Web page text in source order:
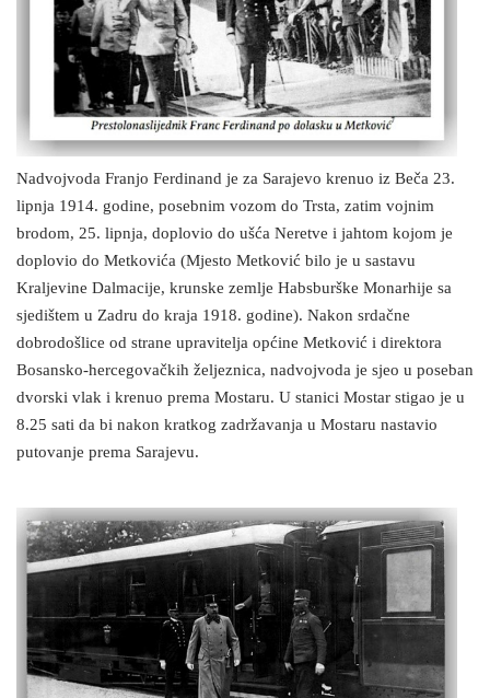
Nadvojvoda Franjo Ferdinand je za Sarajevo krenuo iz Beča 23.
lipnja 1914. godine, posebnim vozom do Trsta, zatim vojnim
brodom, 25. lipnja, doplovio do ušća Neretve i jahtom kojom je
doplovio do Metkovića (Mjesto Metković bilo je u sastavu
Kraljevine Dalmacije, krunske zemlje Habsburške Monarhije sa
sjedištem u Zadru do kraja 1918. godine). Nakon srdačne
dobrodošlice od strane upravitelja općine Metković i direktora
Bosansko-hercegovačkih željeznica, nadvojvoda je sjeo u poseban
dvorski vlak i krenuo prema Mostaru. U stanici Mostar stigao je u
8.25 sati da bi nakon kratkog zadržavanja u Mostaru nastavio
putovanje prema Sarajevu.